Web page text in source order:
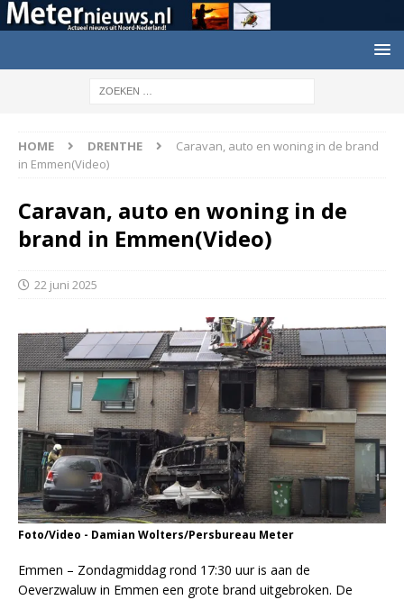
HOME DRENTHE
Caravan, auto en woning in de brand
in Emmen(Video)
Caravan, auto en woning in de
brand in Emmen(Video)
22 juni 2025
Foto/Video - Damian Wolters/Persbureau Meter
Emmen – Zondagmiddag rond 17:30 uur is aan de
Oeverzwaluw in Emmen een grote brand uitgebroken. De